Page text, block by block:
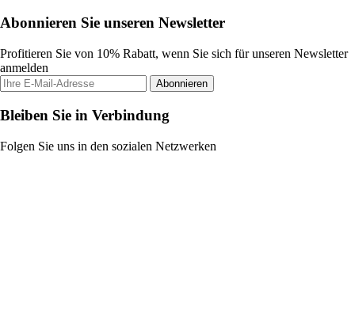
Abonnieren Sie unseren Newsletter
Profitieren Sie von 10% Rabatt, wenn Sie sich für unseren Newsletter
anmelden
Abonnieren
Bleiben Sie in Verbindung
Folgen Sie uns in den sozialen Netzwerken